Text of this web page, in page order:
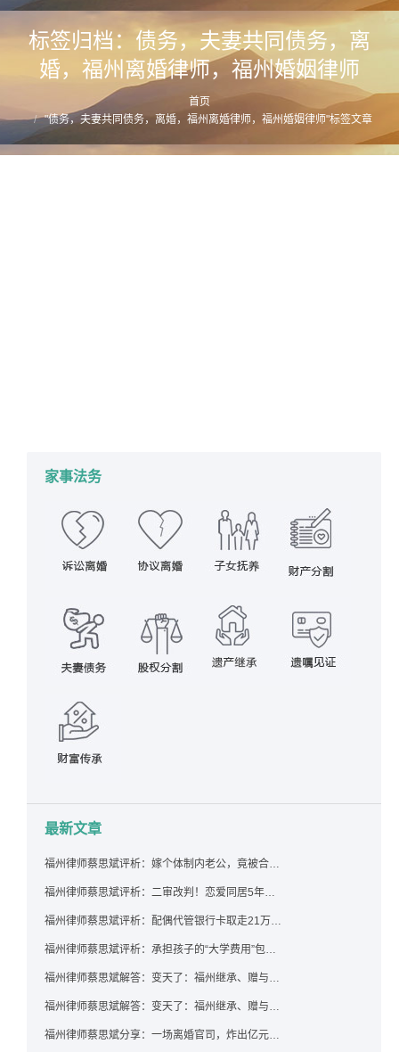
标签归档： 债务，夫妻共同债务，离
婚，福州离婚律师，福州婚姻律师
首页
"债务，夫妻共同债务，离婚，福州离婚律师，福州婚姻律师"标签文章
家事法务
最新文章
福州律师蔡思斌评析：嫁个体制内老公，竟被合伙设局背上近百万债务，婚前不查征信真要命！
福州律师蔡思斌评析：二审改判！恋爱同居5年为女友买车，分手后能要回吗？
福州律师蔡思斌评析：配偶代管银行卡取走21万，离婚后这笔钱还要得回来吗？
福州律师蔡思斌评析：承担孩子的“大学费用”包括高额留学费用吗？
福州律师蔡思斌解答：变天了：福州继承、赠与房产转让要收20%个税？福州国税官方回复来了！
福州律师蔡思斌解答：变天了：福州继承、赠与房产转让要收20%个税？福州国税官方回答来了！
福州律师蔡思斌分享：一场离婚官司，炸出亿元“糊涂账”：本想分割家产，结果“自爆”了家底